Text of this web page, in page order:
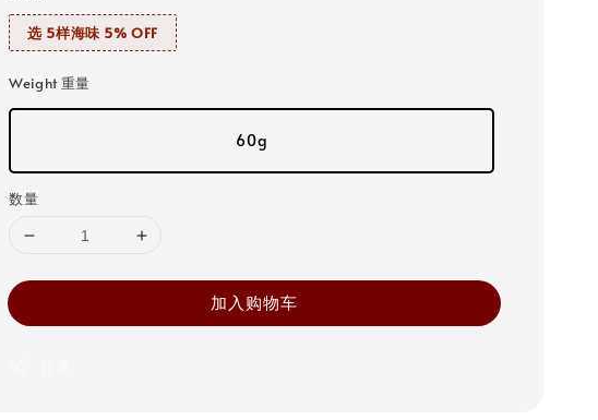
选 5样海味 5% OFF
Weight 重量
60g
数量
加入购物车